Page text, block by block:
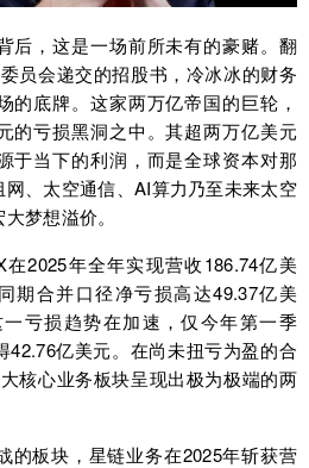
后，这是一场前所未有的豪赌。翻
员会递交的招股书，冷冰冰的财务
的底牌。这家两万亿帝国的巨轮，
的亏损黑洞之中。其超两万亿美元
于当下的利润，而是全球资本对那
、太空通信、AI算力乃至未来太空
梦想溢价。
2025年全年实现营收186.74亿美
期合并口径净亏损高达49.37亿美
亏损趋势在加速，仅今年第一季
42.76亿美元。在尚未扭亏为盈的合
核心业务板块呈现出极为极端的两
的板块，星链业务在2025年斩获营